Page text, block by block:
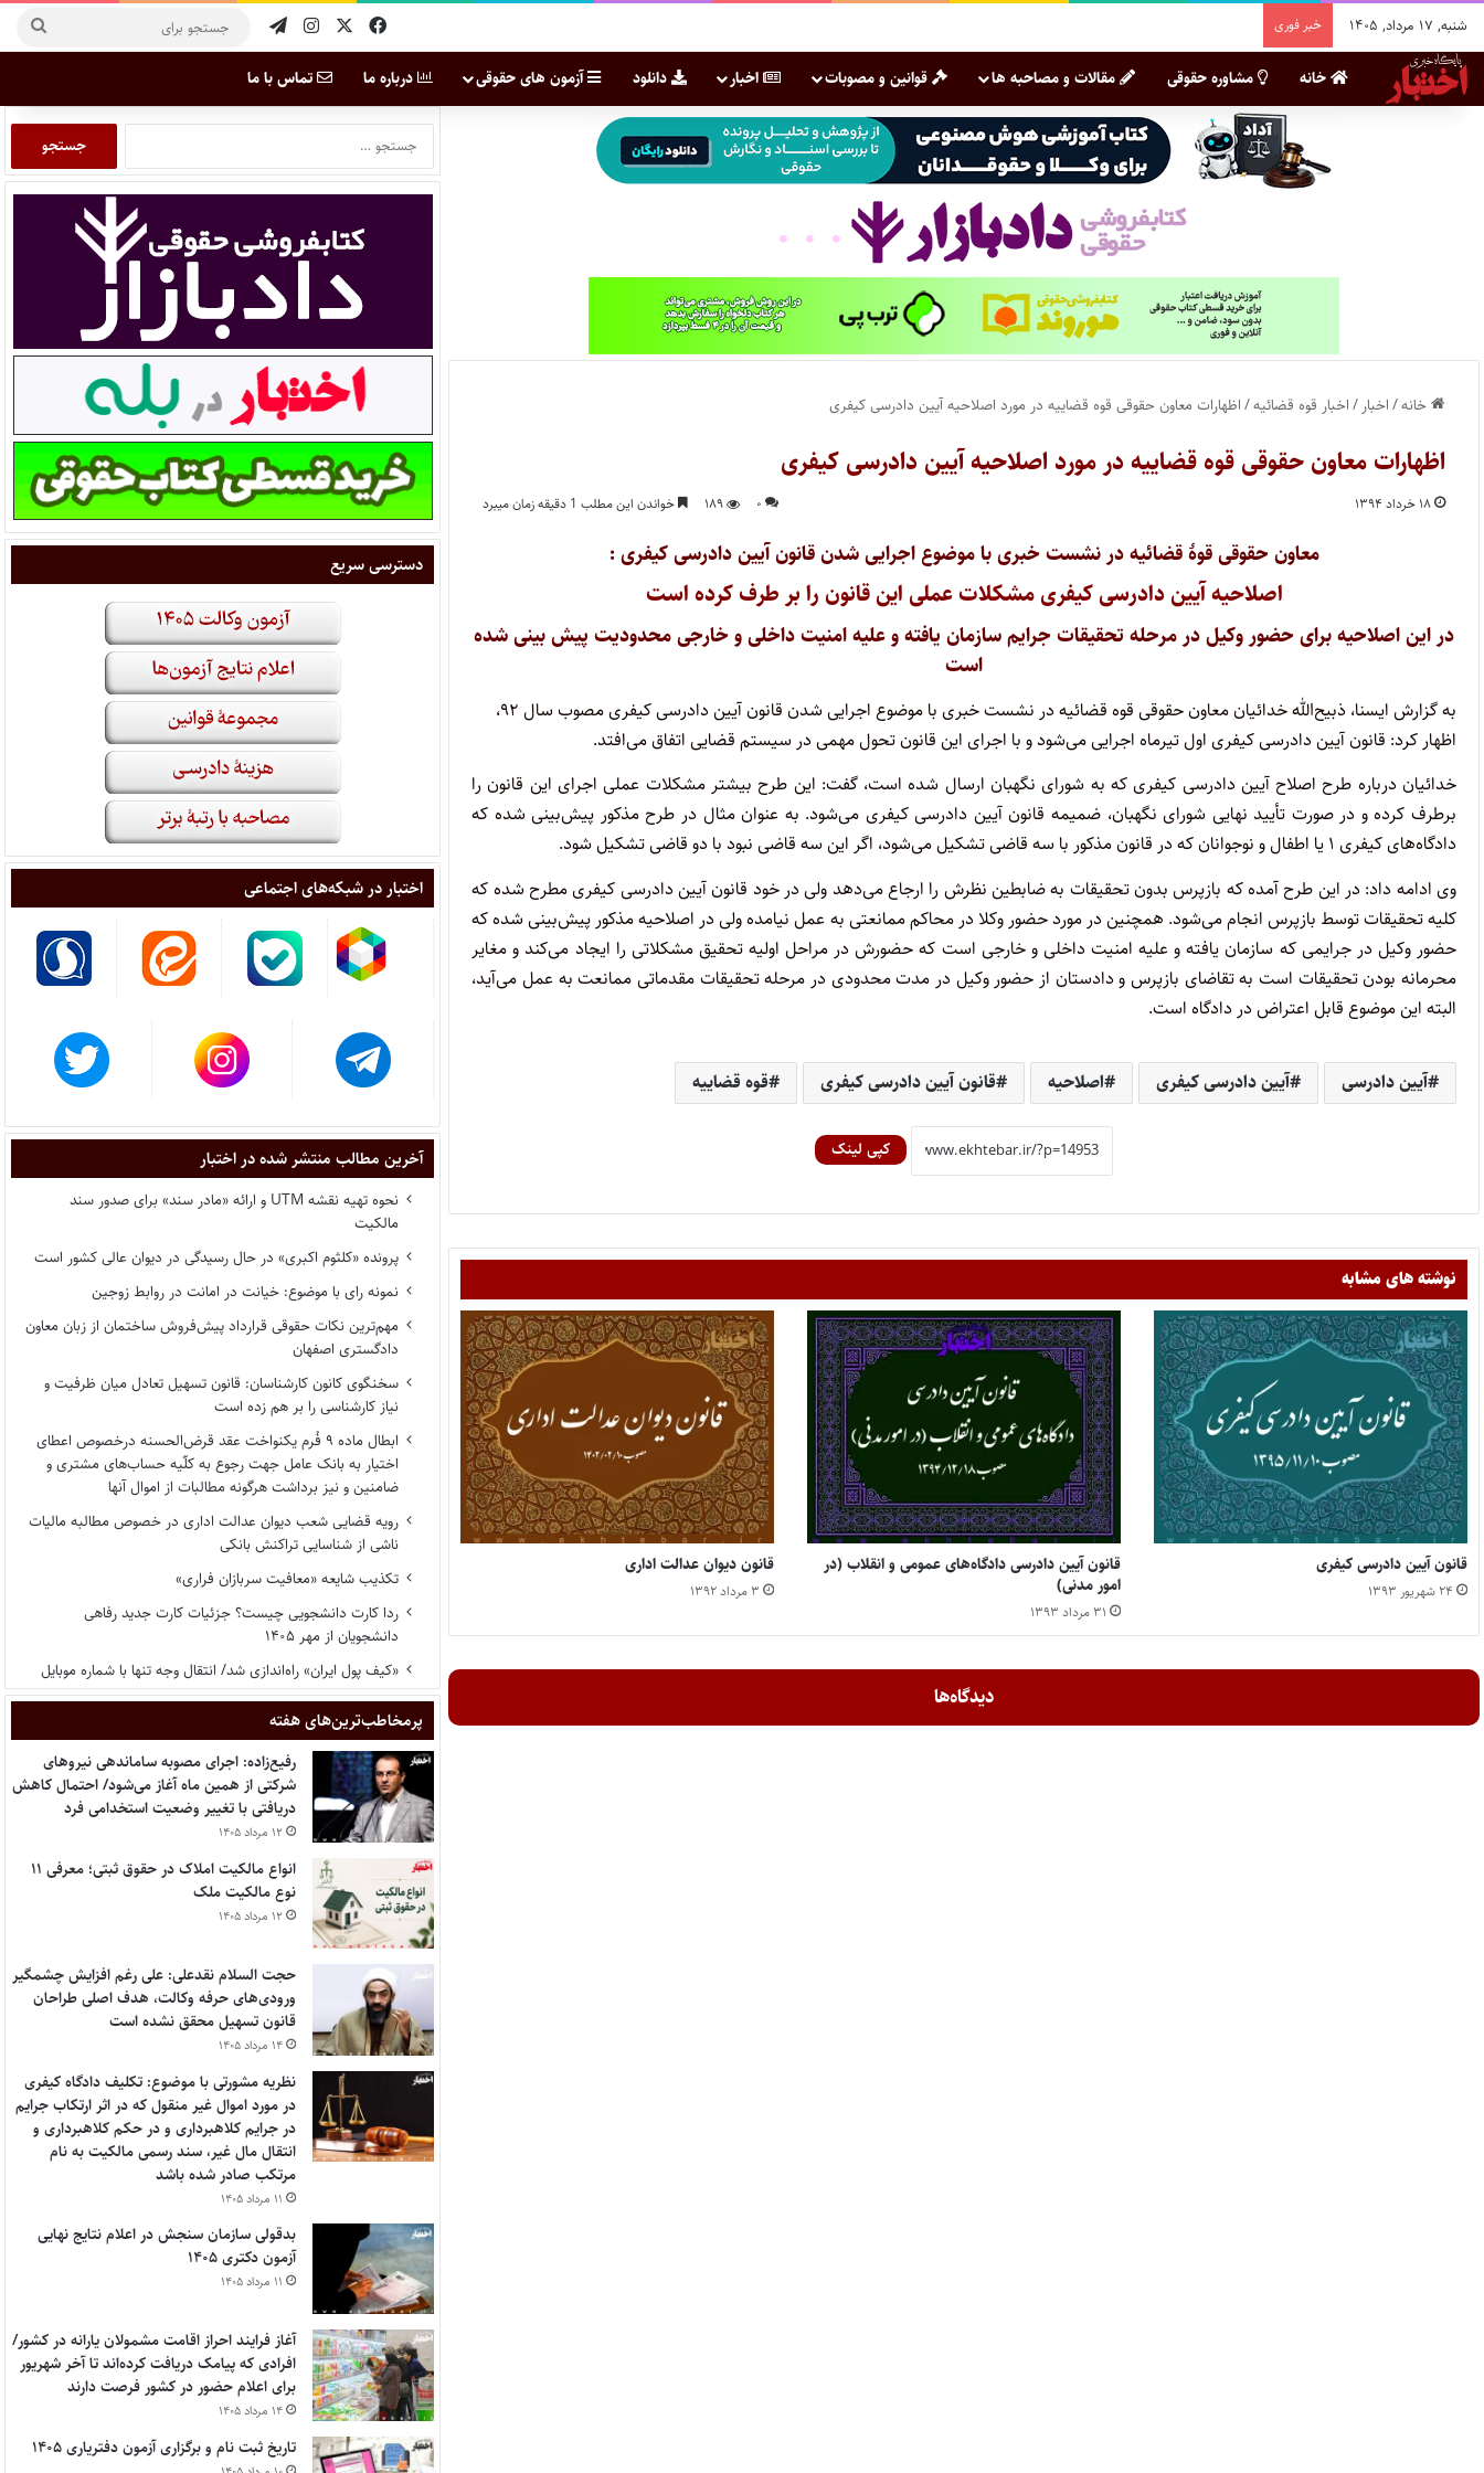
شنبه, ۱۷ مرداد, ۱۴۰۵ خبر فوری
خانه مشاوره حقوقی مقالات و مصاحبه ها قوانین و مصوبات اخبار دانلود آزمون های حقوقی درباره ما تماس با ما
خانه/اخبار /اخبار قوه قضائیه/اظهارات معاون حقوقی قوه قضاییه در مورد اصلاحیه آیین دادرسی کیفری
اظهارات معاون حقوقی قوه قضاییه در مورد اصلاحیه آیین دادرسی کیفری
۱۸ خرداد ۱۳۹۴ ۰ ۱۸۹ خواندن این مطلب 1 دقیقه زمان میبرد
معاون حقوقی قوۀ قضائیه در نشست خبری با موضوع اجرایی شدن قانون آیین دادرسی کیفری :
اصلاحیه آیین دادرسی کیفری مشکلات عملی این قانون را بر طرف کرده است
در این اصلاحیه برای حضور وکیل در مرحله تحقیقات جرایم سازمان یافته و علیه امنیت داخلی و خارجی محدودیت پیش بینی شده
است
به گزارش ایسنا، ذبیح‌الله خدائیان معاون حقوقی قوه قضائیه در نشست خبری با موضوع اجرایی شدن قانون آیین دادرسی کیفری مصوب سال ۹۲،
اظهار کرد: قانون آیین دادرسی کیفری اول تیرماه اجرایی می‌شود و با اجرای این قانون تحول مهمی در سیستم قضایی اتفاق می‌افتد.
خدائیان درباره طرح اصلاح آیین دادرسی کیفری که به شورای نگهبان ارسال شده است، گفت: این طرح بیشتر مشکلات عملی اجرای این قانون را
برطرف کرده و در صورت تأیید نهایی شورای نگهبان، ضمیمه قانون آیین دادرسی کیفری می‌شود. به عنوان مثال در طرح مذکور پیش‌بینی شده که
دادگاه‌های کیفری ۱ یا اطفال و نوجوانان که در قانون مذکور با سه قاضی تشکیل می‌شود، اگر این سه قاضی نبود با دو قاضی تشکیل شود.
وی ادامه داد: در این طرح آمده که بازپرس بدون تحقیقات به ضابطین نظرش را ارجاع می‌دهد ولی در خود قانون آیین دادرسی کیفری مطرح شده که
کلیه تحقیقات توسط بازپرس انجام می‌شود. همچنین در مورد حضور وکلا در محاکم ممانعتی به عمل نیامده ولی در اصلاحیه مذکور پیش‌بینی شده که
حضور وکیل در جرایمی که سازمان یافته و علیه امنیت داخلی و خارجی است که حضورش در مراحل اولیه تحقیق مشکلاتی را ایجاد می‌کند و مغایر
محرمانه بودن تحقیقات است به تقاضای بازپرس و دادستان از حضور وکیل در مدت محدودی در مرحله تحقیقات مقدماتی ممانعت به عمل می‌آید،
البته این موضوع قابل اعتراض در دادگاه است.
آیین دادرسی آیین دادرسی کیفری اصلاحیه قانون آیین دادرسی کیفری قوه قضاییه
کپی لینک
نوشته های مشابه
قانون آیین دادرسی کیفری
۲۴ شهریور ۱۳۹۳
‌قانون آیین دادرسی دادگاه‌های عمومی و انقلاب (‌در
امور مدنی)
۳۱ مرداد ۱۳۹۳
قانون دیوان عدالت اداری
۳ مرداد ۱۳۹۲
دیدگاه‌ها
دسترسی سریع
اختبار در شبکه‌های اجتماعی
آخرین مطالب منتشر شده در اختبار
نحوه تهیه نقشه UTM و ارائه «مادر سند» برای صدور سند
مالکیت
پرونده «کلثوم اکبری» در حال رسیدگی در دیوان عالی کشور است
نمونه رای با موضوع: خیانت در امانت در روابط زوجین
مهم‌ترین نکات حقوقی قرارداد پیش‌فروش ساختمان از زبان معاون
دادگستری اصفهان
سخنگوی کانون کارشناسان: قانون تسهیل تعادل میان ظرفیت و
نیاز کارشناسی را بر هم زده است
ابطال ماده ۹ فُرم یکنواخت عقد قرض‌الحسنه درخصوص اعطای
اختیار به بانک عامل جهت رجوع به کلّیه حساب‌های مشتری و
ضامنین و نیز برداشت هرگونه مطالبات از اموال آنها
رویه قضایی شعب دیوان عدالت اداری در خصوص مطالبه مالیات
ناشی از شناسایی تراکنش بانکی
تکذیب شایعه «معافیت سربازان فراری»
ردا کارت دانشجویی چیست؟ جزئیات کارت جدید رفاهی
دانشجویان از مهر ۱۴۰۵
«کیف پول ایران» راه‌اندازی شد/ انتقال وجه تنها با شماره موبایل
پر‌مخاطب‌ترین‌های هفته
رفیع‌زاده: اجرای مصوبه ساماندهی نیروهای
شرکتی از همین ماه آغاز می‌شود/ احتمال کاهش
دریافتی با تغییر وضعیت استخدامی فرد
۱۲ مرداد ۱۴۰۵
انواع مالکیت املاک در حقوق ثبتی؛ معرفی ۱۱
نوع مالکیت ملک
۱۲ مرداد ۱۴۰۵
حجت السلام نقدعلی: علی رغم افزایش چشمگیر
ورودی‌های حرفه وکالت، هدف اصلی طراحان
قانون تسهیل محقق نشده است
۱۴ مرداد ۱۴۰۵
نظریه مشورتی با موضوع: تکلیف دادگاه کیفری
در مورد اموال غیر منقول که در اثر ارتکاب جرایم
در جرایم کلاهبرداری و در حکم کلاهبرداری و
انتقال مال غیر، سند رسمی مالکیت به نام
مرتکب صادر شده باشد
۱۱ مرداد ۱۴۰۵
بدقولی سازمان سنجش در اعلام نتایج نهایی
آزمون دکتری ۱۴۰۵
۱۱ مرداد ۱۴۰۵
آغاز فرایند احراز اقامت مشمولان یارانه در کشور/
افرادی که پیامک دریافت کرده‌اند تا آخر شهریور
برای اعلام حضور در کشور فرصت دارند
۱۴ مرداد ۱۴۰۵
تاریخ ثبت نام و برگزاری آزمون دفتریاری ۱۴۰۵